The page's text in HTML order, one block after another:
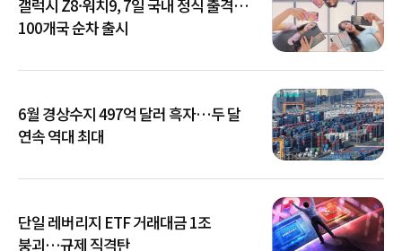
갤럭시 Z8·워치9, 7일 국내 정식 출격…
100개국 순차 출시
6월 경상수지 497억 달러 흑자…두 달
연속 역대 최대
단일 레버리지 ETF 거래대금 1조
붕괴…규제 직격탄